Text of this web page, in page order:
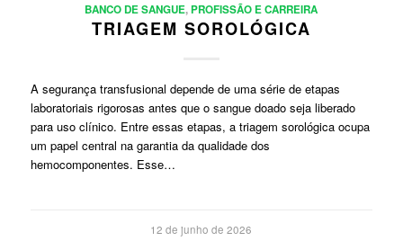
BANCO DE SANGUE,PROFISSÃO E CARREIRA
TRIAGEM SOROLÓGICA
A segurança transfusional depende de uma série de etapas
laboratoriais rigorosas antes que o sangue doado seja liberado
para uso clínico. Entre essas etapas, a triagem sorológica ocupa
um papel central na garantia da qualidade dos
hemocomponentes. Esse…
12 de junho de 2026